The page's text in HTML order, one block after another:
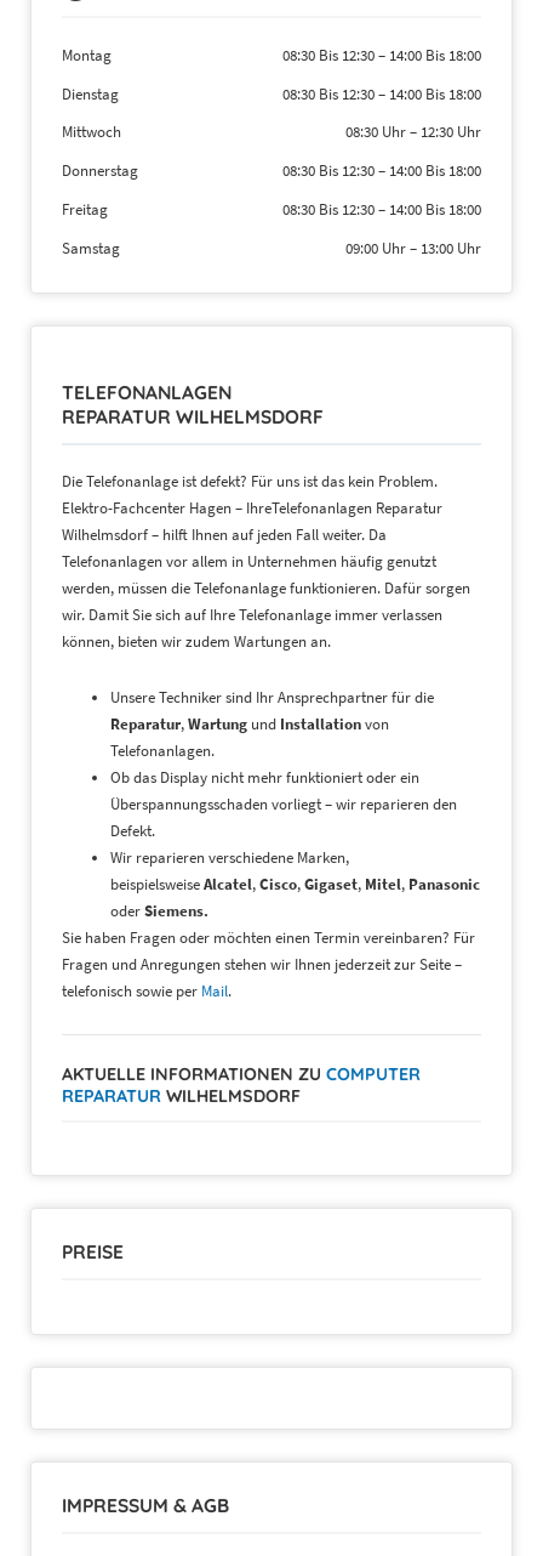
Montag 08:30 Bis 12:30– 14:00 Bis 18:00
Dienstag
08:30 Bis 12:30– 14:00 Bis 18:00
Mittwoch
08:30 Uhr– 12:30 Uhr
Donnerstag
08:30 Bis 12:30– 14:00 Bis 18:00
Freitag
08:30 Bis 12:30– 14:00 Bis 18:00
Samstag
09:00 Uhr– 13:00 Uhr
TELEFONANLAGEN
REPARATUR WILHELMSDORF
Die Telefonanlage ist defekt? Für uns ist das kein Problem.
Elektro-Fachcenter Hagen – IhreTelefonanlagen Reparatur
Wilhelmsdorf – hilft Ihnen auf jeden Fall weiter. Da
Telefonanlagen vor allem in Unternehmen häufig genutzt
werden, müssen die Telefonanlage funktionieren. Dafür sorgen
wir. Damit Sie sich auf Ihre Telefonanlage immer verlassen
können, bieten wir zudem Wartungen an.
Unsere Techniker sind Ihr Ansprechpartner für die
Reparatur,Wartung und Installationvon
Telefonanlagen.
Ob das Display nicht mehr funktioniert oder ein
Überspannungsschaden vorliegt – wir reparieren den
Defekt.
Wir reparieren verschiedene Marken,
beispielsweiseAlcatel,Cisco,Gigaset, Mitel, Panasonic
oderSiemens.
Sie haben Fragen oder möchten einen Termin vereinbaren? Für
Fragen und Anregungen stehen wir Ihnen jederzeit zur Seite –
telefonisch sowie per Mail.
AKTUELLE INFORMATIONEN ZU COMPUTER
REPARATUR WILHELMSDORF
PREISE
IMPRESSUM & AGB